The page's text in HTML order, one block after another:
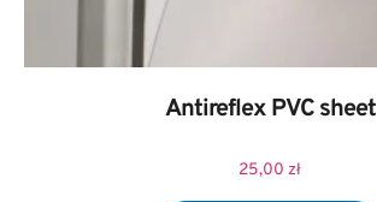
Antireflex PVC sheet
25,00 zł